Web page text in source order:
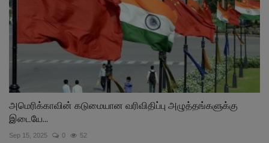
அமெரிக்காவின் கடுமையான வரிவிதிப்பு அழுத்தங்களுக்கு
இடையே...
Sep 15, 2025 0 52